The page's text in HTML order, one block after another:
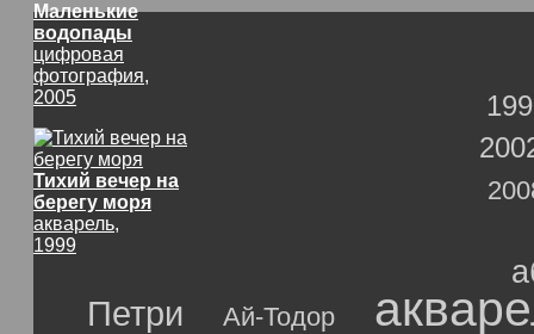
Маленькие
водопады
цифровая
фотография,
2005
Тихий вечер на
берегу моря
акварель,
1999
Петри Ай-Тодор